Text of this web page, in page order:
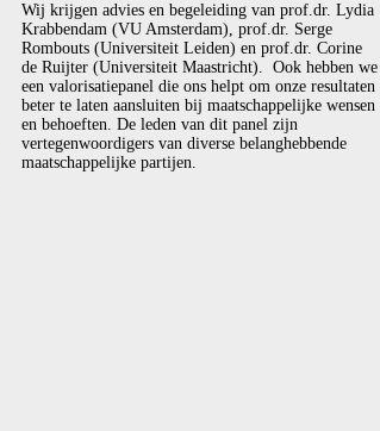
Wij krijgen advies en begeleiding van prof.dr. Lydia
Krabbendam (VU Amsterdam), prof.dr. Serge
Rombouts (Universiteit Leiden) en prof.dr. Corine
de Ruijter (Universiteit Maastricht). Ook hebben we
een valorisatiepanel die ons helpt om onze resultaten
beter te laten aansluiten bij maatschappelijke wensen
en behoeften. De leden van dit panel zijn
vertegenwoordigers van diverse belanghebbende
maatschappelijke partijen.